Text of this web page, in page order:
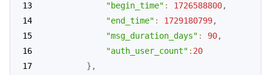
"begin_time" : 1726588800,
"end_time" : 1729180799,
"msg_duration_days" : 90,
"auth_user_count" : 20
} ,